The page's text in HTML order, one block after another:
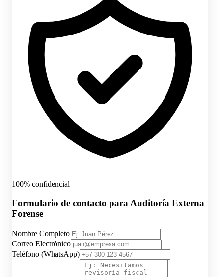
100% confidencial
Formulario de contacto para Auditoría Externa
Forense
Nombre Completo
Correo Electrónico
Teléfono (WhatsApp)